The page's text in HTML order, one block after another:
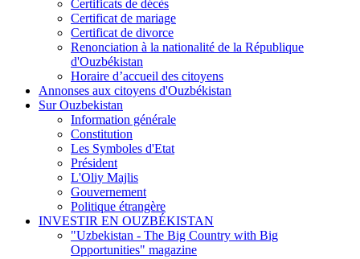
Certificats de décès
Certificat de mariage
Certificat de divorce
Renonciation à la nationalité de la République
d'Ouzbékistan
Horaire d’accueil des citoyens
Annonses aux citoyens d'Ouzbékistan
Sur Ouzbekistan
Information générale
Constitution
Les Symboles d'Etat
Président
L'Oliy Majlis
Gouvernement
Politique étrangère
INVESTIR EN OUZBÉKISTAN
"Uzbekistan - The Big Country with Big
Opportunities" magazine